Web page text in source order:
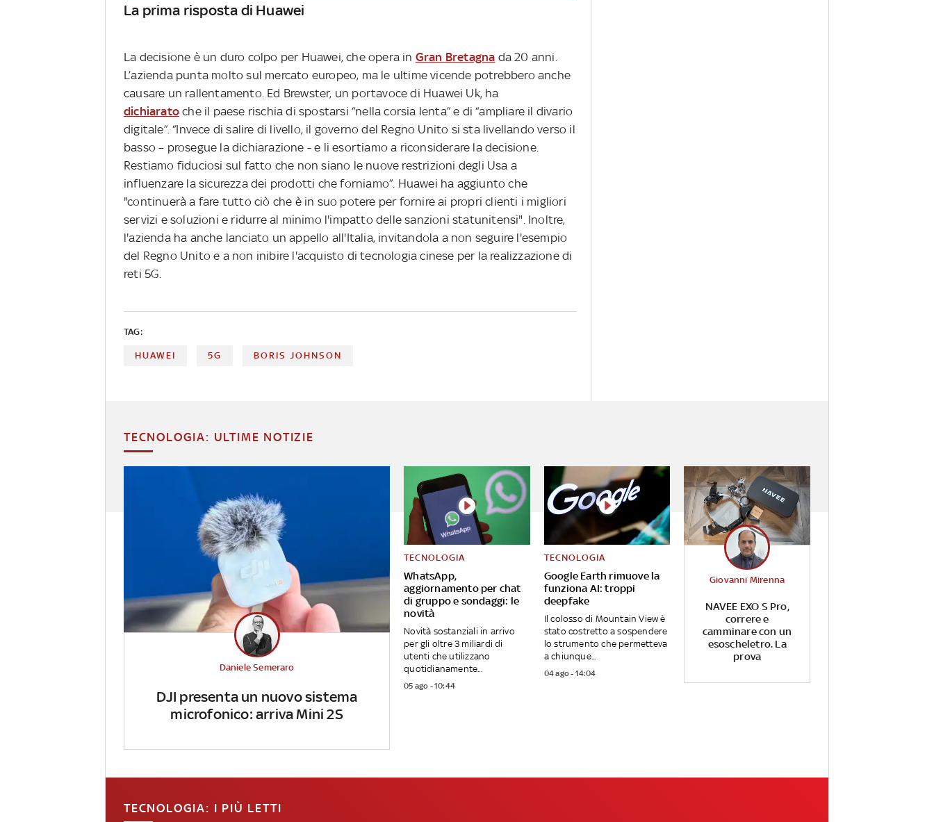
La prima risposta di Huawei
La decisione è un duro colpo per Huawei, che opera in Gran Bretagna da 20 anni.
L’azienda punta molto sul mercato europeo, ma le ultime vicende potrebbero anche
causare un rallentamento. Ed Brewster, un portavoce di Huawei Uk, ha
dichiarato che il paese rischia di spostarsi “nella corsia lenta” e di “ampliare il divario
digitale”. “Invece di salire di livello, il governo del Regno Unito si sta livellando verso il
basso – prosegue la dichiarazione - e li esortiamo a riconsiderare la decisione.
Restiamo fiduciosi sul fatto che non siano le nuove restrizioni degli Usa a
influenzare la sicurezza dei prodotti che forniamo”. Huawei ha aggiunto che
"continuerà a fare tutto ciò che è in suo potere per fornire ai propri clienti i migliori
servizi e soluzioni e ridurre al minimo l'impatto delle sanzioni statunitensi". Inoltre,
l'azienda ha anche lanciato un appello all'Italia, invitandola a non seguire l'esempio
del Regno Unito e a non inibire l'acquisto di tecnologia cinese per la realizzazione di
reti 5G.
TAG:
HUAWEI 5G BORIS JOHNSON
TECNOLOGIA: ULTIME NOTIZIE
DJI presenta un nuovo sistema
microfonico: arriva Mini 2S
Daniele Semeraro
WhatsApp,
aggiornamento per chat
di gruppo e sondaggi: le
novità
TECNOLOGIA
Novità sostanziali in arrivo
per gli oltre 3 miliardi di
utenti che utilizzano
quotidianamente...
05 ago - 10:44
Google Earth rimuove la
funziona AI: troppi
deepfake
TECNOLOGIA
Il colosso di Mountain View è
stato costretto a sospendere
lo strumento che permetteva
a chiunque...
04 ago - 14:04
NAVEE EXO S Pro,
correre e
camminare con un
esoscheletro. La
prova
Giovanni Mirenna
TECNOLOGIA: I PIÙ LETTI